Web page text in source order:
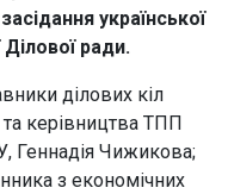
української
ради.
ділових кіл
керівництва ТПП
Геннадія Чижикова;
з економічних